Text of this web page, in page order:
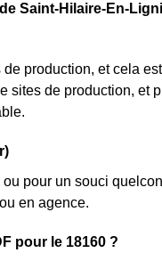
Saint-Hilaire-En-
production, et cela
sites de production, et
pour un souci
en agence.
pour le 18160 ?